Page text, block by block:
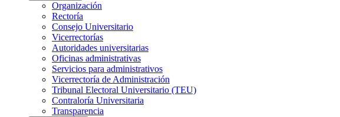
Organización
Rectoría
Consejo Universitario
Vicerrectorías
Autoridades universitarias
Oficinas administrativas
Servicios para administrativos
Vicerrectoría de Administración
Tribunal Electoral Universitario (TEU)
Contraloría Universitaria
Transparencia